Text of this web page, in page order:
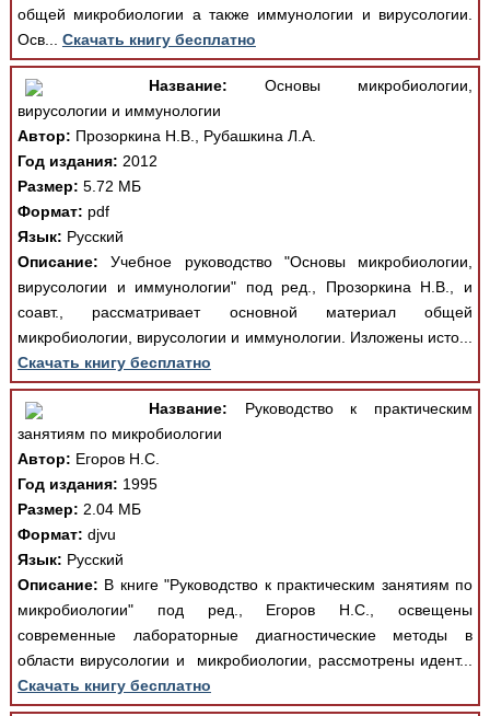
общей микробиологии а также иммунологии и вирусологии.
Осв... Скачать книгу бесплатно
Название: Основы микробиологии,
вирусологии и иммунологии
Автор: Прозоркина Н.В., Рубашкина Л.А.
Год издания: 2012
Размер: 5.72 МБ
Формат: pdf
Язык: Русский
Описание: Учебное руководство "Основы микробиологии,
вирусологии и иммунологии" под ред., Прозоркина Н.В., и
соавт., рассматривает основной материал общей
микробиологии, вирусологии и иммунологии. Изложены исто...
Скачать книгу бесплатно
Название: Руководство к практическим
занятиям по микробиологии
Автор: Егоров Н.С.
Год издания: 1995
Размер: 2.04 МБ
Формат: djvu
Язык: Русский
Описание: В книге "Руководство к практическим занятиям по
микробиологии" под ред., Егоров Н.С., освещены
современные лабораторные диагностические методы в
области вирусологии и микробиологии, рассмотрены идент...
Скачать книгу бесплатно